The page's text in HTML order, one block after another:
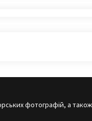
фотографій, а